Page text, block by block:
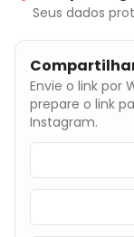
Seus dados
Envie o link por
prepare o link
Instagram.